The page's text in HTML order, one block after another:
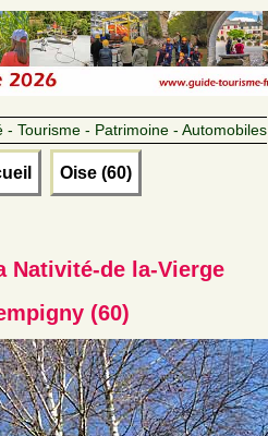
- Tourisme - Patrimoine - Automobiles
Oise (60)
Nativité-de la-Vierge
(60)